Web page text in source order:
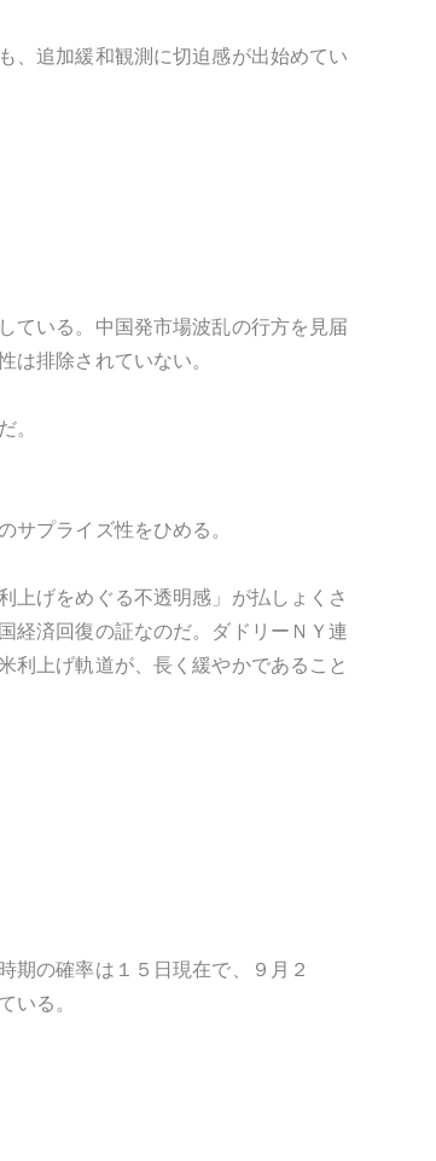
、追加緩和観測に切迫感が出始めてい
ている。中国発市場波乱の行方を見届
は排除されていない。
。
サプライズ性をひめる。
上げをめぐる不透明感」が払しょくさ
経済回復の証なのだ。ダドリーＮＹ連
利上げ軌道が、長く緩やかであること
期の確率は１５日現在で、９月２
いる。